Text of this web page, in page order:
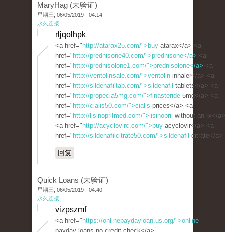
MaryHag (未验证)
星期三, 06/05/2019 - 04:14
永久连接
rljqolhpk
<a href=" http://atarax25.com/">buy atarax</a> <a
href=" http://prednisone40.com/">prednisone</a> <a
href=" http://prednisolone1.com/">prednisolone</a> <a
href=" http://ventolinsale.com/">ventolin inhaler</a> <a
href=" http://sildenafiltab.com/">sildenafil tablets</a> <a
href=" http://propecia5mg.com/">finasteride 5mg</a> <a
href=" http://cialis50.com/">cialis prices</a> <a
href=" http://lisinoprilmed.com/">lisinopril without an rx</a>
<a href=" http://acyclovirc.com/">buy acyclovir</a> <a
href=" http://sildenafilcitrate50.com/">sildenafil citrate</a>
回复
Quick Loans (未验证)
星期三, 06/05/2019 - 04:40
永久连接
vizpszmf
<a href=" https://onlinepaydayloan.us.org/">online